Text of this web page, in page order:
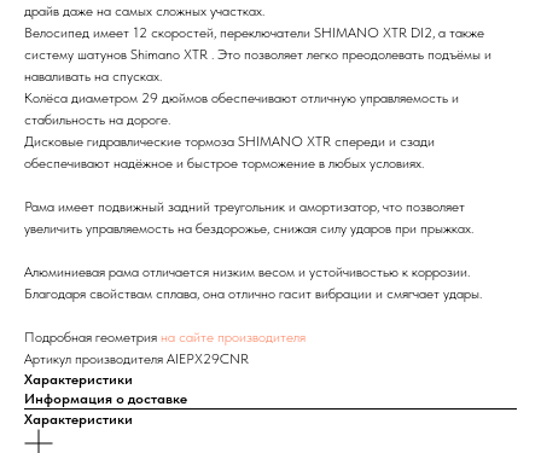
драйв даже на самых сложных участках.
Велосипед имеет 12 скоростей, переключатели SHIMANO XTR DI2, а также
систему шатунов Shimano XTR . Это позволяет легко преодолевать подъёмы и
наваливать на спусках.
Колёса диаметром 29 дюймов обеспечивают отличную управляемость и
стабильность на дороге.
Дисковые гидравлические тормоза SHIMANO XTR спереди и сзади
обеспечивают надёжное и быстрое торможение в любых условиях.
Рама имеет подвижный задний треугольник и амортизатор, что позволяет
увеличить управляемость на бездорожье, снижая силу ударов при прыжках.
Алюминиевая рама отличается низким весом и устойчивостью к коррозии.
Благодаря свойствам сплава, она отлично гасит вибрации и смягчает удары.
Подробная геометрия на сайте производителя
Артикул производителя AIEPX29CNR
Характеристики
Информация о доставке
Характеристики